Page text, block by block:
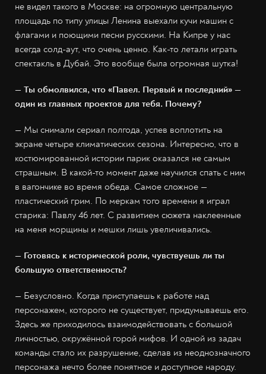
не видел такого в Москве: на огромную центральную
площадь по типу улицы Ленина выехали кучи машин с
флагами и поющими песни русскими. На Кипре у нас
всегда солд-аут, что очень ценно. Как-то летали играть
спектакль в Дубай. Это вообще была огромная шутка!
— Ты обмолвился, что «Павел. Первый и последний» —
один из главных проектов для тебя. Почему?
— Мы снимали сериал полгода, успев воплотить на
экране четыре климатических сезона. Интересно, что в
костюмированной истории парик оказался не самым
страшным. В какой-то момент даже научился спать с ним
в вагончике во время обеда. Самое сложное —
пластический грим. По меркам того времени я играл
старика: Павлу 46 лет. С развитием сюжета наклеенные
на меня морщины и мешки лишь увеличивались.
— Готовясь к исторической роли, чувствуешь ли ты
большую ответственность?
— Безусловно. Когда приступаешь к работе над
персонажем, которого не существует, придумываешь его.
Здесь же приходилось взаимодействовать с большой
личностью, окружённой горой мифов. И одной из задач
команды стало их разрушение, сделав из неоднозначного
персонажа нечто более понятное и доступное народу.